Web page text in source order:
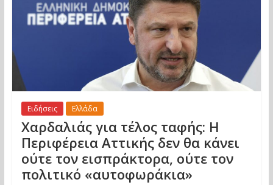
Ειδήσεις Ελλάδα
Χαρδαλιάς για τέλος ταφής: Η
Περιφέρεια Αττικής δεν θα κάνει
ούτε τον εισπράκτορα, ούτε τον
πολιτικό «αυτοφωράκια»